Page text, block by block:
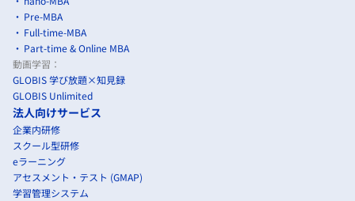
Pre-MBA
Full-time-MBA
Part-time & Online MBA
動画学習：
GLOBIS 学び放題×知見録
GLOBIS Unlimited
法人向けサービス
企業内研修
スクール型研修
eラーニング
アセスメント・テスト (GMAP)
学習管理システム